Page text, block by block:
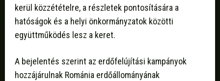
kerül közzétételre, a részletek pontosítására a
hatóságok és a helyi önkormányzatok közötti
együttműködés lesz a keret.
A bejelentés szerint az erdőfelújítási kampányok
hozzájárulnak Románia erdőállományának